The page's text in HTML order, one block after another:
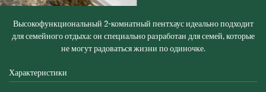
Высокофункциональный 2-комнатный пентхаус идеально подходит
для семейного отдыха: он специально разработан для семей, которые
не могут радоваться жизни по одиночке.
Характеристики